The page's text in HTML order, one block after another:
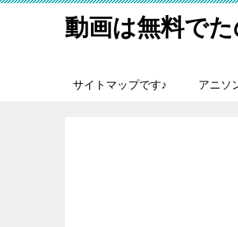
動画は無料で
サイトマップです♪ アニソ